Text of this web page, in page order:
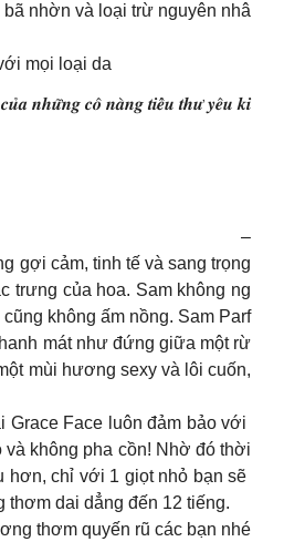
nhờn và loại trừ nguyên nhâ
mọi loại da
𝒏𝒉𝒖̛̃𝒏𝒈 𝒄𝒐̂ 𝒏𝒂̀𝒏𝒈 𝒕𝒊𝒆̂̉𝒖 𝒕𝒉𝒖̛ 𝒚𝒆̂𝒖 𝒌𝒊
–
gợi cảm, tinh tế và sang trọng
trưng của hoa. Sam không ng
không ấm nồng. Sam Parf
mát như đứng giữa một rừ
mùi hương sexy và lôi cuốn,
Grace Face luôn đảm bảo với
và không pha cồn! Nhờ đó thời
chỉ với 1 giọt nhỏ bạn sẽ
dai dẳng đến 12 tiếng.
thơm quyến rũ các bạn nhé